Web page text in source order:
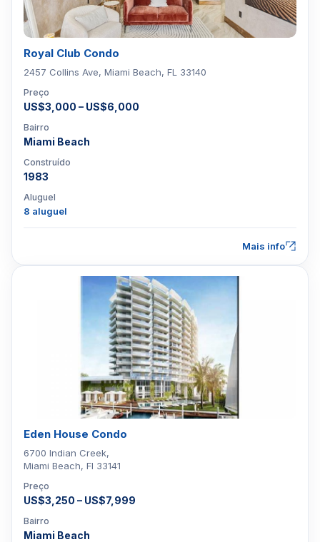
Royal Club Condo
2457 Collins Ave, Miami Beach, FL 33140
Preço
US$3,000 – US$6,000
Bairro
Miami Beach
Construído
1983
Aluguel
8 aluguel
Mais info
Eden House Condo
6700 Indian Creek,
Miami Beach, Fl 33141
Preço
US$3,250 – US$7,999
Bairro
Miami Beach